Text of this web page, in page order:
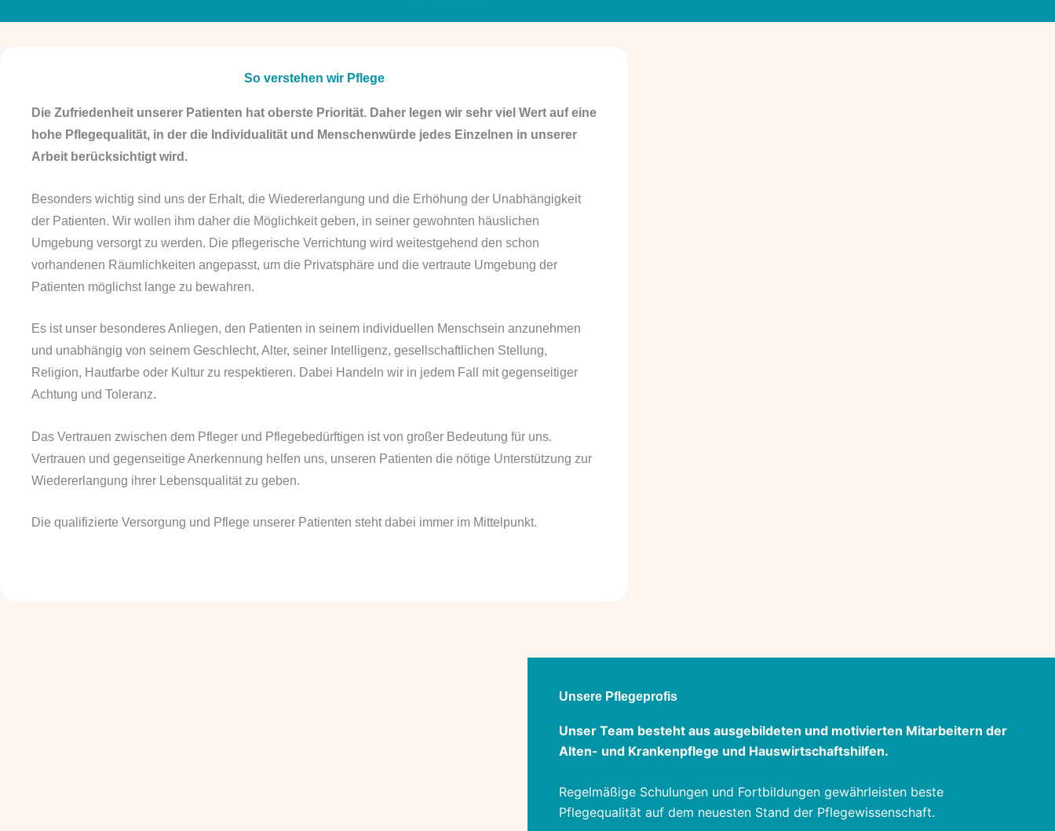
So verstehen wir Pflege
Die Zufriedenheit unserer Patienten hat oberste Priorität. Daher legen wir sehr viel Wert auf eine
hohe Pflegequalität, in der die Individualität und Menschenwürde jedes Einzelnen in unserer
Arbeit berücksichtigt wird.
Besonders wichtig sind uns der Erhalt, die Wiedererlangung und die Erhöhung der Unabhängigkeit
der Patienten. Wir wollen ihm daher die Möglichkeit geben, in seiner gewohnten häuslichen
Umgebung versorgt zu werden. Die pflegerische Verrichtung wird weitestgehend den schon
vorhandenen Räumlichkeiten angepasst, um die Privatsphäre und die vertraute Umgebung der
Patienten möglichst lange zu bewahren.
Es ist unser besonderes Anliegen, den Patienten in seinem individuellen Menschsein anzunehmen
und unabhängig von seinem Geschlecht, Alter, seiner Intelligenz, gesellschaftlichen Stellung,
Religion, Hautfarbe oder Kultur zu respektieren. Dabei Handeln wir in jedem Fall mit gegenseitiger
Achtung und Toleranz.
Das Vertrauen zwischen dem Pfleger und Pflegebedürftigen ist von großer Bedeutung für uns.
Vertrauen und gegenseitige Anerkennung helfen uns, unseren Patienten die nötige Unterstützung zur
Wiedererlangung ihrer Lebensqualität zu geben.
Die qualifizierte Versorgung und Pflege unserer Patienten steht dabei immer im Mittelpunkt.
Unsere Pflegeprofis
Unser Team besteht aus ausgebildeten und motivierten Mitarbeitern der
Alten- und Krankenpflege und Hauswirtschaftshilfen.
Regelmäßige Schulungen und Fortbildungen gewährleisten beste
Pflegequalität auf dem neuesten Stand der Pflegewissenschaft.